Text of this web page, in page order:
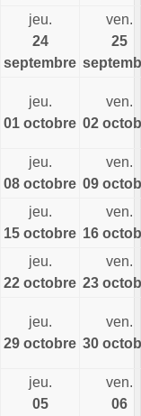
jeu.
24
septembre
ven.
25
jeu.
01 octobre
ven.
02
jeu.
08 octobre
ven.
09
jeu.
15 octobre
ven.
16
jeu.
22 octobre
ven.
23
jeu.
29 octobre
ven.
30
jeu.
05
ven.
06